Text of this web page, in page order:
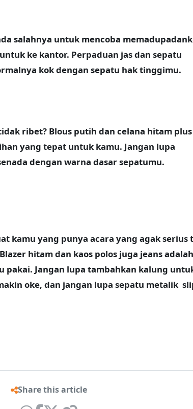
salahnya untuk mencoba
ke kantor. Perpaduan jas dan sepatu
kok dengan sepatu hak tinggimu.
ribet? Blous putih dan celana hitam plus
yang tepat untuk kamu. Jangan lupa
dengan warna dasar sepatumu.
kamu yang punya acara yang agak serius
hitam dan kaos polos juga jeans adalah
pakai. Jangan lupa tambahkan kalung
oke, dan jangan lupa sepatu metalik
Share this article